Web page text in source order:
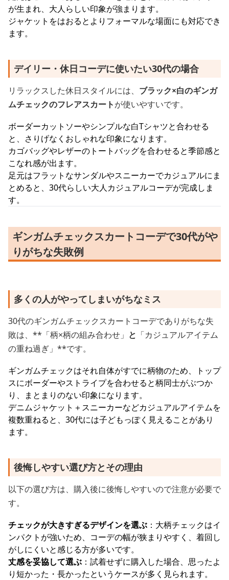
が生まれ、大人らしい印象が強まります。
ジャケットをはおるとよりフォーマルな場面にも対応でき
ます。
デイリー・休日コーデに使いたい30代の場合
リラックスした休日スタイルには、 ブラック×白のギンガ
ムチェックのフレアスカートが使いやすいです。
ボーダーカットソーやシンプルな白Tシャツと合わせる
と、さりげなくおしゃれな印象になります。
カゴバッグやレザーのトートバッグを合わせると季節感と
こなれ感が出ます。
足元はフラットなサンダルやスニーカーでカジュアルにま
とめると、30代らしい大人カジュアルコーデが完成しま
す。
ギンガムチェックスカートコーデで30代がや
りがちな失敗例
多くの人がやってしまいがちなミス
30代のギンガムチェックスカートコーデでありがちな失
敗は、**「柄×柄の組み合わせ」 と 「カジュアルアイテム
の重ね過ぎ」**です。
ギンガムチェックはそれ自体がすでに柄物のため、トップ
スにボーダーやストライプを合わせると柄同士がぶつか
り、まとまりのない印象になります。
デニムジャケット＋スニーカーなどカジュアルアイテムを
複数重ねると、30代には子どもっぽく見えることがあり
ます。
後悔しやすい選び方とその理由
以下の選び方は、購入後に後悔しやすいので注意が必要で
す。
チェックが大きすぎるデザインを選ぶ ：大柄チェックはイ
ンパクトが強いため、コーデの幅が狭まりやすく、着回し
がしにくいと感じる方が多いです。
丈感を妥協して選ぶ ：試着せずに購入した場合、思ったよ
り短かった・長かったというケースが多く見られます。